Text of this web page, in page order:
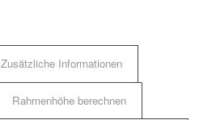
Zusätzliche Informationen
Rahmenhöhe berechnen